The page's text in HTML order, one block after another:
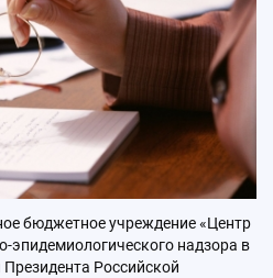
бюджетное учреждение «Центр
эпидемиологического надзора в
Российской